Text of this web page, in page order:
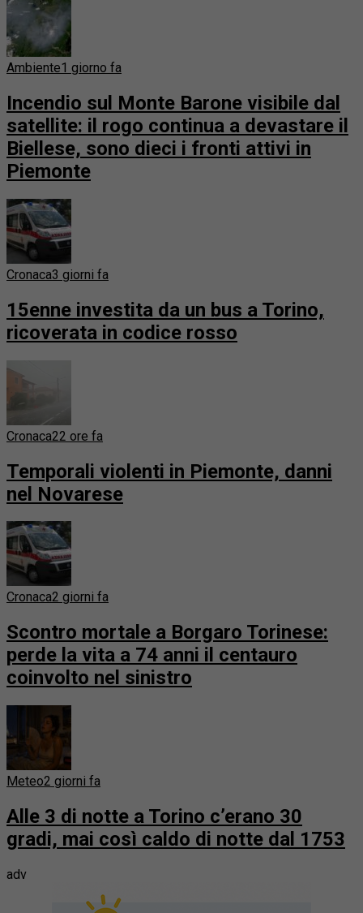
Ambiente1 giorno fa
Incendio sul Monte Barone visibile dal
satellite: il rogo continua a devastare il
Biellese, sono dieci i fronti attivi in
Piemonte
Cronaca3 giorni fa
15enne investita da un bus a Torino,
ricoverata in codice rosso
Cronaca22 ore fa
Temporali violenti in Piemonte, danni
nel Novarese
Cronaca2 giorni fa
Scontro mortale a Borgaro Torinese:
perde la vita a 74 anni il centauro
coinvolto nel sinistro
Meteo2 giorni fa
Alle 3 di notte a Torino c’erano 30
gradi, mai così caldo di notte dal 1753
adv